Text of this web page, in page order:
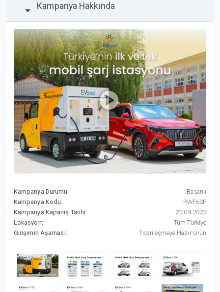
Kampanya Hakkında
Kampanya Durumu:
Başarılı
Kampanya Kodu:
RWF6SP
Kampanya Kapanış Tarihi:
22.09.2023
Lokasyon:
Tüm Türkiye
Girişimin Aşaması:
Ticarileşmeye Hazır Ürün